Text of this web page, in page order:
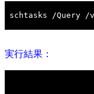
実行結果：